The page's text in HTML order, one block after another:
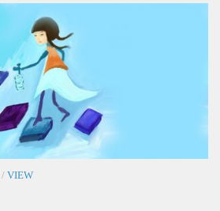
/ VIEW